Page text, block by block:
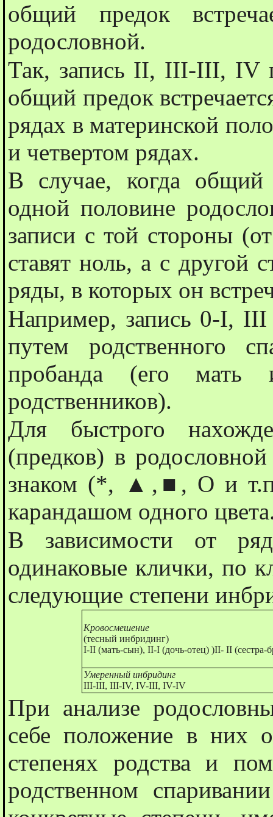
общий предок
родословной.
Так, запись II, III-III, IV
общий предок
рядах в материнской
и четвертом рядах.
В случае, когда общий
одной половине
записи с той стороны
ставят ноль, а с
ряды, в которых он
Например, запись 0-I, III
путем родственного
пробанда (его
родственников).
Для быстрого
(предков) в
знаком (*, ▲,■, О и
карандашом одного
В зависимости от
одинаковые клички, по
следующие степени
Кровосмешение
(тесный инбридинг)
I-II (мать-сын), II-I (дочь-отец) )II- II (сестра-
Умеренный инбридинг
III-III, III-IV, IV-III, IV-IV
При анализе
себе положение в них
степенях родства и
родственном